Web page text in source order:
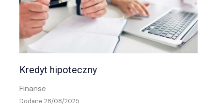
Kredyt hipoteczny
Finanse
Dodane 28/08/2025